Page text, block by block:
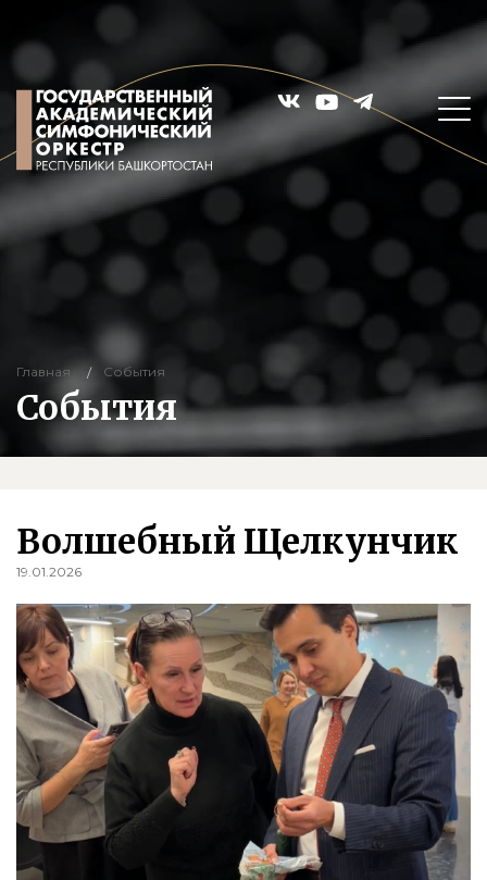
Главная События
События
Волшебный Щелкунчик
19.01.2026